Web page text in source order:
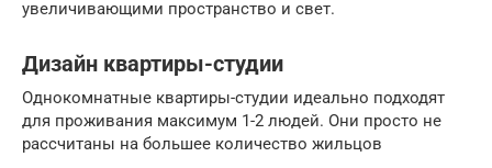
увеличивающими пространство и свет.
Дизайн квартиры-студии
Однокомнатные квартиры-студии идеально подходят
для проживания максимум 1-2 людей. Они просто не
рассчитаны на большее количество жильцов